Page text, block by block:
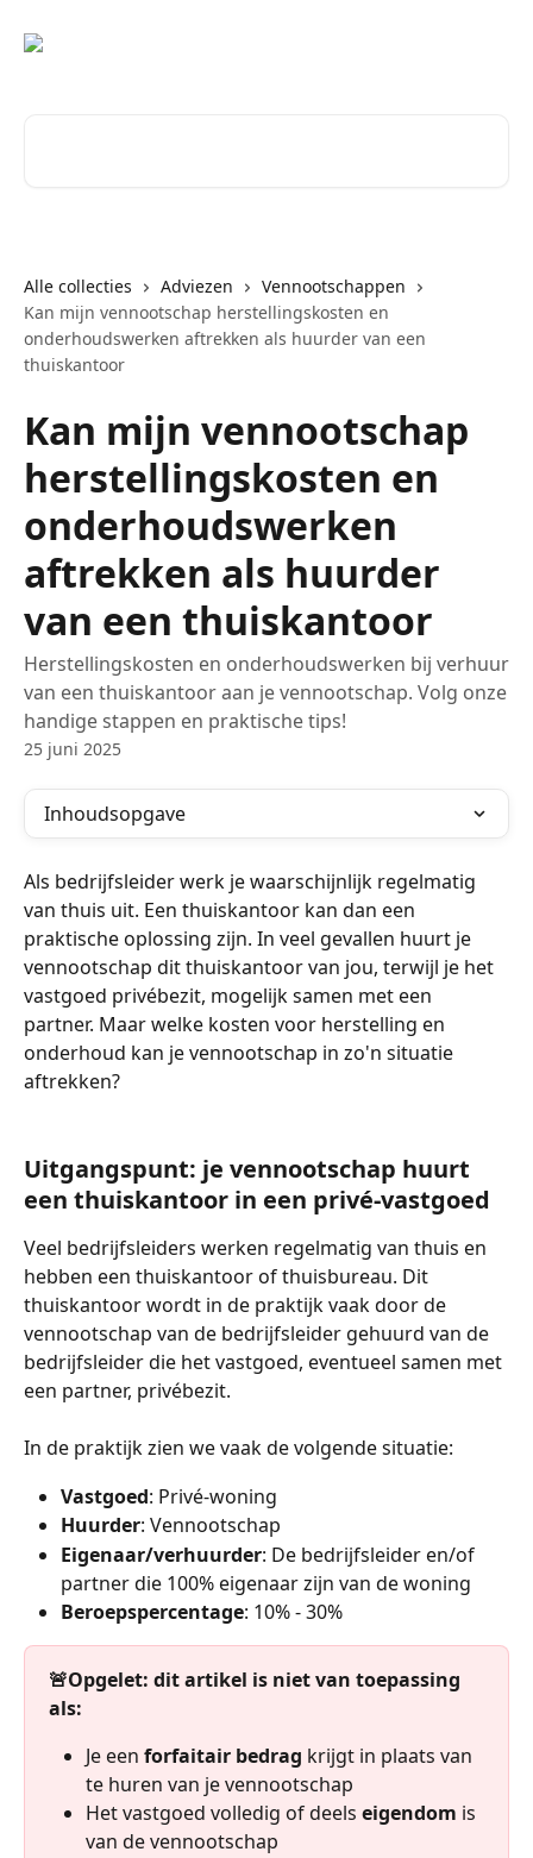
Alle collecties Adviezen
Vennootschappen
Kan mijn vennootschap herstellingskosten en
onderhoudswerken aftrekken als huurder van een
thuiskantoor
Kan mijn vennootschap
herstellingskosten en
onderhoudswerken
aftrekken als huurder
van een thuiskantoor
Herstellingskosten en onderhoudswerken bij verhuur
van een thuiskantoor aan je vennootschap. Volg onze
handige stappen en praktische tips!
25 juni 2025
Inhoudsopgave
Als bedrijfsleider werk je waarschijnlijk regelmatig
van thuis uit. Een thuiskantoor kan dan een
praktische oplossing zijn. In veel gevallen huurt je
vennootschap dit thuiskantoor van jou, terwijl je het
vastgoed privébezit, mogelijk samen met een
partner. Maar welke kosten voor herstelling en
onderhoud kan je vennootschap in zo'n situatie
aftrekken?
Uitgangspunt: je vennootschap huurt
een thuiskantoor in een privé-vastgoed
Veel bedrijfsleiders werken regelmatig van thuis en
hebben een thuiskantoor of thuisbureau. Dit
thuiskantoor wordt in de praktijk vaak door de
vennootschap van de bedrijfsleider gehuurd van de
bedrijfsleider die het vastgoed, eventueel samen met
een partner, privébezit.
In de praktijk zien we vaak de volgende situatie:
Vastgoed: Privé-woning
Huurder: Vennootschap
Eigenaar/verhuurder: De bedrijfsleider en/of
partner die 100% eigenaar zijn van de woning
Beroepspercentage: 10% - 30%
🚨Opgelet: dit artikel is niet van toepassing
als:
Je een forfaitair bedrag krijgt in plaats van
te huren van je vennootschap
Het vastgoed volledig of deels eigendom is
van de vennootschap